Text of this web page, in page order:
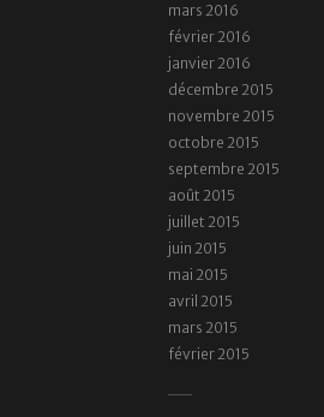
mars 2016
février 2016
janvier 2016
décembre 2015
novembre 2015
octobre 2015
septembre 2015
août 2015
juillet 2015
juin 2015
mai 2015
avril 2015
mars 2015
février 2015